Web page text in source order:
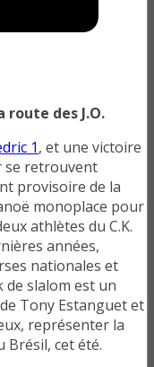
route des J.O.
, et une victoire
se retrouvent
provisoire de la
monoplace pour
athlètes du C.K.
années,
nationales et
de slalom est un
Tony Estanguet et
représenter la
Brésil, cet été.